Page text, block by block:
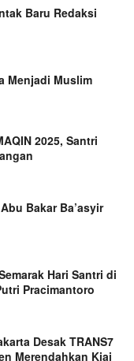
Baru Redaksi
Menjadi Muslim
2025, Santri
Bakar Ba’asyir
Hari Santri di
Pracimantoro
Desak TRANS7
Merendahkan Kiai